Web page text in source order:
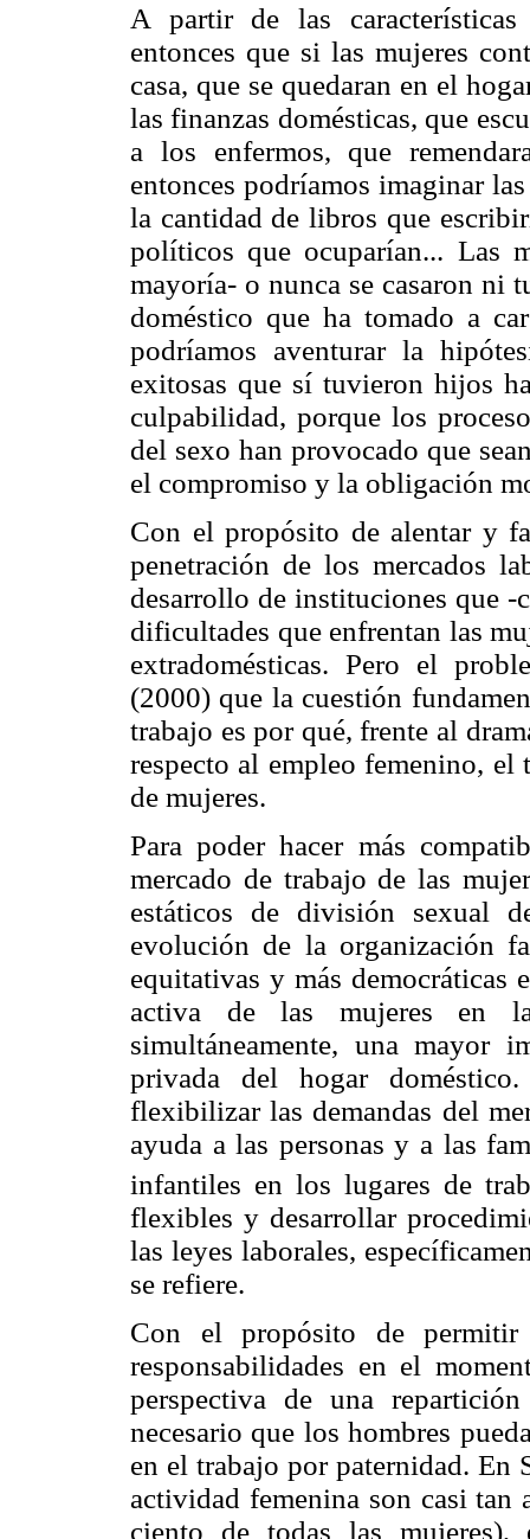
A partir de las
entonces que si las mujeres
casa, que se quedaran en el
las finanzas domésticas, que
a los enfermos, que
entonces podríamos imaginar
la cantidad de libros que
políticos que ocuparían... Las
mayoría- o nunca se casaron ni
doméstico que ha tomado a
podríamos aventurar la
exitosas que sí tuvieron hijos
culpabilidad, porque los
del sexo han provocado que
el compromiso y la obligación
Con el propósito de alentar y
penetración de los mercados
desarrollo de instituciones que -
dificultades que enfrentan las
extradomésticas. Pero el
(2000) que la cuestión
trabajo es por qué, frente al
respecto al empleo femenino,
de mujeres.
Para poder hacer más
mercado de trabajo de las
estáticos de división sexual
evolución de la organización
equitativas y más democráticas
activa de las mujeres en
simultáneamente, una mayor
privada del hogar
flexibilizar las demandas del
ayuda a las personas y a las
infantiles en los lugares de
flexibles y desarrollar
las leyes laborales,
se refiere.
Con el propósito de permitir
responsabilidades en el
perspectiva de una
necesario que los hombres
en el trabajo por paternidad. En
actividad femenina son casi tan
ciento de todas las mujeres),